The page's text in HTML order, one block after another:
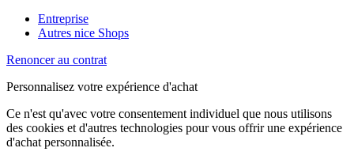
Entreprise
Autres nice Shops
Renoncer au contrat
Personnalisez votre expérience d'achat
Ce n'est qu'avec votre consentement individuel que nous utilisons
des cookies et d'autres technologies pour vous offrir une expérience
d'achat personnalisée.